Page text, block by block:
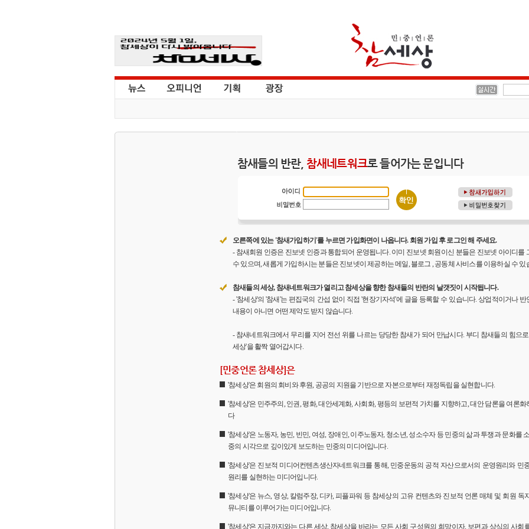
참새들의 반란, 참새네트워크로 들어가는 문입니다
오른쪽에 있는 '참새가입하기'를 누르면 가입화면이 나옵니다. 회원 가입 후 로그인 해 주세요.
- 참새회원 인증은 진보넷 인증과 통합되어 운영됩니다. 이미 진보넷 회원이신 분들은 진보넷 아이디를
수 있으며, 새롭게 가입하시는 분들은 진보넷이 제공하는 메일, 블로그 , 공동체 사비스를 이용하실 수 있
참새들의 세상, 참새네트워크가 열리고 참세상을 향한 참새들의 반란의 날갯짓이 시작됩니다.
- '참세상'의 '참새'는 편집국의 간섭 없이 직접 '현장기자석'에 글을 등록할 수 있습니다. 상업적이거나 반
내용이 아니면 어떤 제약도 받지 않습니다.
- 참새네트워크에서 무리를 지어 전선 위를 나르는 당당한 참새가 되어 만납시다. 부디 참새들의 힘으
세상'을 활짝 열어갑시다.
[민중언론 참세상]은
'참세상'은 회원의 회비와 후원, 공공의 지원을 기반으로 자본으로부터 재정독립을 실현합니다.
'참세상'은 민주주의, 인권, 평화, 대안세계화, 사회화, 평등의 보편적 가치를 지향하고, 대안 담론을 여론
다
'참세상'은 노동자, 농민, 빈민, 여성, 장애인, 이주노동자, 청소년, 성소수자 등 민중의 삶과 투쟁과 문화를
중의 시각으로 깊이있게 보도하는 민중의 미디어입니다.
'참세상'은 진보적 미디어컨텐츠생산자네트워크를 통해, 민중운동의 공적 자산으로서의 운영원리와 민
원리를 실현하는 미디어입니다.
'참세상'은 뉴스, 영상, 칼럼주장, 디카, 피플파워 등 참세상의 고유 컨텐츠와 진보적 언론 매체 및 회원 독
뮤니티를 이루어가는 미디어입니다.
'참세상'은 지금까지와는 다른 세상, 참세상을 바라는 모든 사회 구성원의 희망이자, 보편과 상식의 사회